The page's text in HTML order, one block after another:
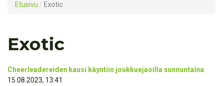
Etusivu / Exotic
Exotic
Cheerleadereiden kausi käyntiin joukkuejaoilla sunnuntaina
15.08.2023, 13:41